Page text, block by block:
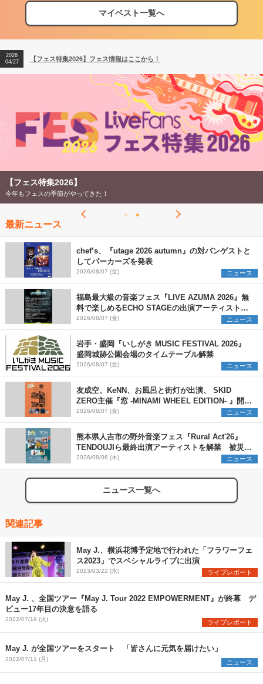
マイベスト一覧へ
【フェス特集2026】フェス情報はここから！
【ライブ動員ランキング】2026年上半期編発表！
2026
04/27
【フェス特集2026】フェス情報はここから！
2026
【ライブ動員ランキング】2026年上半期編発表！
【フェス特集2026】
今年もフェスの季節がやってきた！
最新ニュース
chef’s、『utage 2026 autumn』の対バンゲストと
してパーカーズを発表
2026/08/07 (金) ニュース
福島最大級の音楽フェス『LIVE AZUMA 2026』無
料で楽しめるECHO STAGEの出演アーティストを
発表
2026/08/07 (金) ニュース
岩手・盛岡『いしがき MUSIC FESTIVAL 2026』
盛岡城跡公園会場のタイムテーブル解禁
2026/08/07 (金) ニュース
友成空、KeNN、お風呂と街灯が出演、 SKID
ZERO主催『窓 -MINAMI WHEEL EDITION- 』開催
決定
2026/08/07 (金) ニュース
熊本県人吉市の野外音楽フェス『Rural Act'26』
TENDOUJIら最終出演アーティストを解禁 被災地
支援プロジェクトの始動も発表
2026/08/06 (木) ニュース
ニュース一覧へ
関連記事
May J.、横浜花博予定地で行われた「フラワーフェ
ス2023」でスペシャルライブに出演
2023/03/22 (水) ライブレポート
May J. 、全国ツアー『May J. Tour 2022 EMPOWERMENT』が終幕 デ
ビュー17年目の決意を語る
2022/07/19 (火) ライブレポート
May J. が全国ツアーをスタート 「皆さんに元気を届けたい」
2022/07/11 (月) ニュース